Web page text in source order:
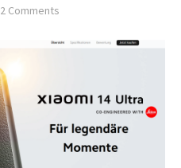
2 Comments